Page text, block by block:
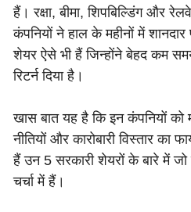
हैं। रक्षा, बीमा, शिपबिल्डिंग और
कंपनियों ने हाल के महीनों में
शेयर ऐसे भी हैं जिन्होंने बेहद कम
रिटर्न दिया है।
खास बात यह है कि इन कंपनियों
नीतियों और कारोबारी विस्तार का
हैं उन 5 सरकारी शेयरों के बारे में जो
चर्चा में हैं।